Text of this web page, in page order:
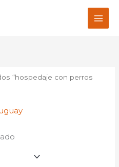
“hospedaje con perros